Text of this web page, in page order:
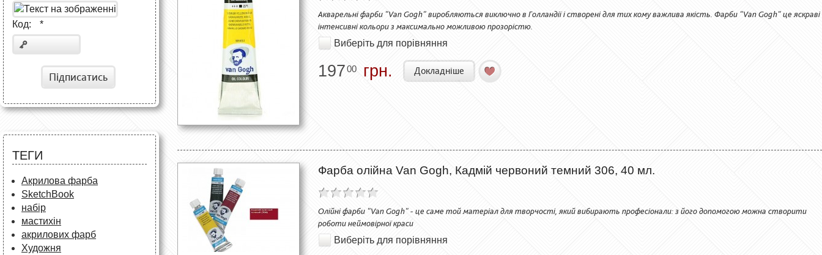
Код: *
Підписатись
ТЕГИ
Акрилова фарба
SketchBook
набір
мастихін
акрилових фарб
Художня
Акварельні фарби "Van Gogh" виробляються виключно в Голландії і створені для тих кому важлива якість. Фарби "Van Gogh" це яскраві
інтенсивні кольори з максимально можливою прозорістю.
Виберіть для порівняння
19700 грн. Докладніше
Фарба олійна Van Gogh, Кадмій червоний темний 306, 40 мл.
Олійні фарби "Van Gogh" - це саме той матеріал для творчості, який вибирають професіонали: з його допомогою можна створити
роботи неймовірної краси
Виберіть для порівняння